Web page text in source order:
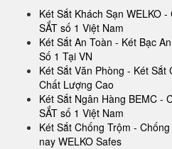
Két Sắt Khách Sạn WELKO
SẮT số 1 Việt Nam
Két Sắt An Toàn - Két Bạc
Số 1 Tại VN
Két Sắt Văn Phòng - Két
Chất Lượng Cao
Két Sắt Ngân Hàng BEMC -
SẮT số 1 Việt Nam
Két Sắt Chống Trộm -
nay WELKO Safes